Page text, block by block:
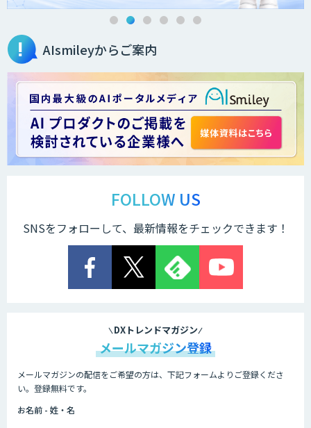
AIsmileyからご案内
FOLLOW US
SNSをフォローして、最新情報をチェックできます！
DXトレンドマガジン
メールマガジン登録
メールマガジンの配信をご希望の方は、下記フォームよりご登録くださ
い。登録無料です。
お名前 - 姓・名